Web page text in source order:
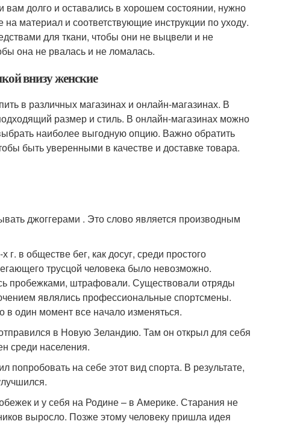
долго и оставались в хорошем состоянии, нужно
материал и соответствующие инструкции по уходу.
для ткани, чтобы они не выцвели и не
она не рвалась и не ломалась.
внизу женские
в различных магазинах и онлайн-магазинах. В
размер и стиль. В онлайн-магазинах можно
наиболее выгодную опцию. Важно обратить
быть уверенными в качестве и доставке товара.
джоггерами . Это слово является производным
в обществе бег, как досуг, среди простого
трусцой человека было невозможно.
пробежками, штрафовали. Существовали отряды
являлись профессиональные спортсмены.
в один момент все начало изменяться.
в Новую Зеландию. Там он открыл для себя
среди населения.
на себе этот вид спорта. В результате,
и у себя на Родине – в Америке. Старания не
выросло. Позже этому человеку пришла идея